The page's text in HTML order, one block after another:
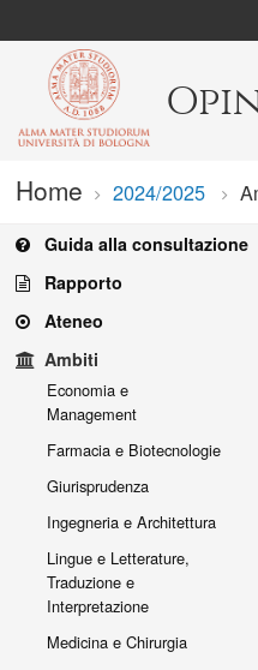
Home 2024/2025
Guida alla consultazione
Rapporto
Ateneo
Ambiti
Economia e
Management
Farmacia e Biotecnologie
Giurisprudenza
Ingegneria e Architettura
Lingue e Letterature,
Traduzione e
Interpretazione
Medicina e Chirurgia